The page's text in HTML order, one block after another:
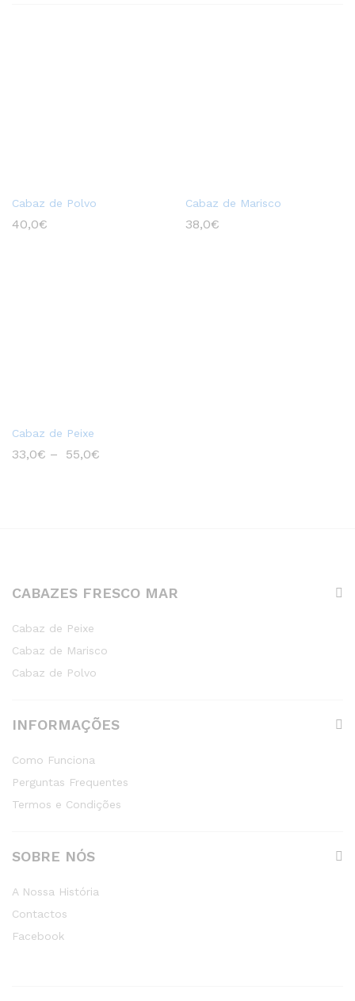
Cabaz de Polvo
40,0€
Cabaz de Marisco
38,0€
Cabaz de Peixe
33,0€ – 55,0€
CABAZES FRESCO MAR
Cabaz de Peixe
Cabaz de Marisco
Cabaz de Polvo
INFORMAÇÕES
Como Funciona
Perguntas Frequentes
Termos e Condições
SOBRE NÓS
A Nossa História
Contactos
Facebook